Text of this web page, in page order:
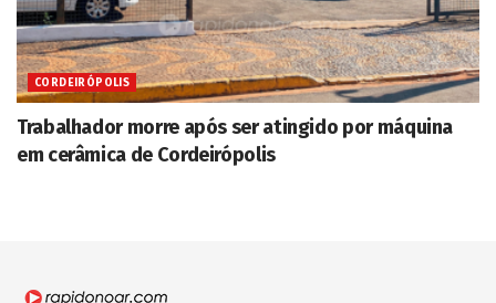
CORDEIRÓPOLIS
Trabalhador morre após ser atingido por máquina
em cerâmica de Cordeirópolis